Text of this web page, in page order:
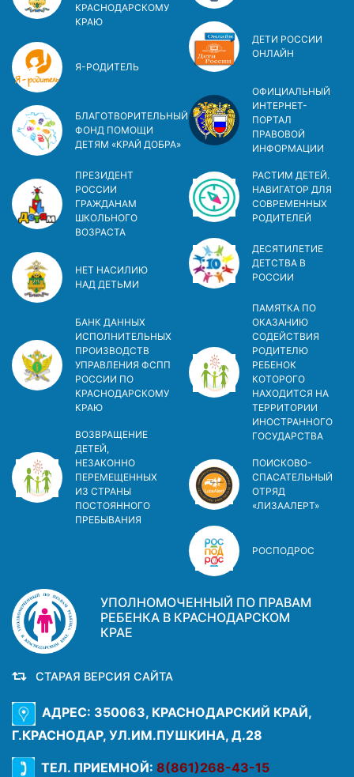
КРАСНОДАРСКОМУ
КРАЮ
Я-РОДИТЕЛЬ
БЛАГОТВОРИТЕЛЬНЫЙ
ФОНД ПОМОЩИ
ДЕТЯМ «КРАЙ ДОБРА»
ПРЕЗИДЕНТ
РОССИИ
ГРАЖДАНАМ
ШКОЛЬНОГО
ВОЗРАСТА
НЕТ НАСИЛИЮ
НАД ДЕТЬМИ
БАНК ДАННЫХ
ИСПОЛНИТЕЛЬНЫХ
ПРОИЗВОДСТВ
УПРАВЛЕНИЯ ФСПП
РОССИИ ПО
КРАСНОДАРСКОМУ
КРАЮ
ВОЗВРАЩЕНИЕ
ДЕТЕЙ,
НЕЗАКОННО
ПЕРЕМЕЩЕННЫХ
ИЗ СТРАНЫ
ПОСТОЯННОГО
ПРЕБЫВАНИЯ
ДЕТИ РОССИИ
ОНЛАЙН
ОФИЦИАЛЬНЫЙ
ИНТЕРНЕТ-
ПОРТАЛ
ПРАВОВОЙ
ИНФОРМАЦИИ
РАСТИМ ДЕТЕЙ.
НАВИГАТОР ДЛЯ
СОВРЕМЕННЫХ
РОДИТЕЛЕЙ
ДЕСЯТИЛЕТИЕ
ДЕТСТВА В
РОСCИИ
ПАМЯТКА ПО
ОКАЗАНИЮ
СОДЕЙСТВИЯ
РОДИТЕЛЮ
РЕБЕНОК
КОТОРОГО
НАХОДИТСЯ НА
ТЕРРИТОРИИ
ИНОСТРАННОГО
ГОСУДАРСТВА
ПОИСКОВО-
СПАСАТЕЛЬНЫЙ
ОТРЯД
«ЛИЗААЛЕРТ»
РОСПОДРОС
УПОЛНОМОЧЕННЫЙ ПО ПРАВАМ
РЕБЕНКА В КРАСНОДАРСКОМ
КРАЕ
СТАРАЯ ВЕРСИЯ САЙТА
АДРЕС: 350063, КРАСНОДАРСКИЙ КРАЙ,
Г.КРАСНОДАР, УЛ.ИМ.ПУШКИНА, Д.28
ТЕЛ. ПРИЕМНОЙ: 8(861)268-43-15